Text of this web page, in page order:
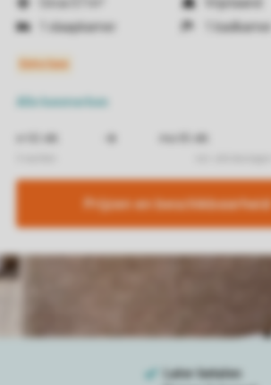
1 slaapkamer
1 badkamer
Alle kenmerken
Prijzen en beschikbaarheid